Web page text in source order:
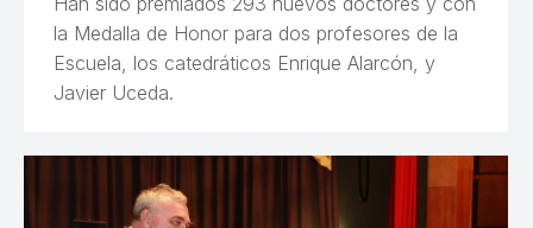
la Medalla de Honor para dos profesores de la
Escuela, los catedráticos Enrique Alarcón, y
Javier Uceda.